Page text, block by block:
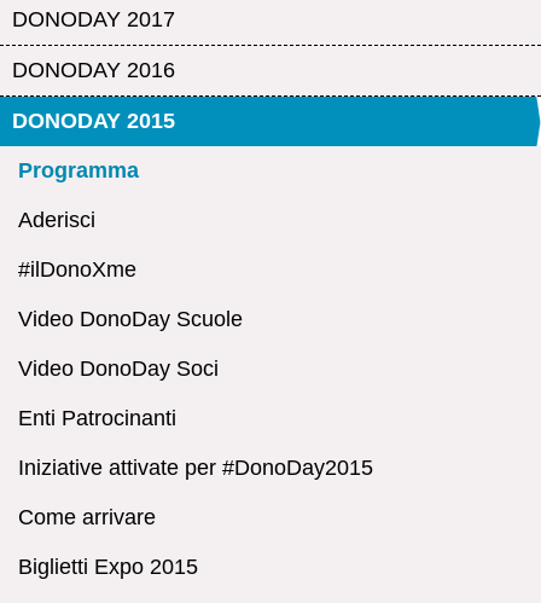
DONODAY 2017
DONODAY 2016
DONODAY 2015
Programma
Aderisci
#ilDonoXme
Video DonoDay Scuole
Video DonoDay Soci
Enti Patrocinanti
Iniziative attivate per #DonoDay2015
Come arrivare
Biglietti Expo 2015